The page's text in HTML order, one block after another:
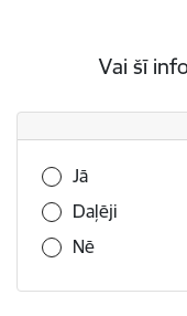
Vai šī
Vai šī informācija
Jā
Daļēji
Nē